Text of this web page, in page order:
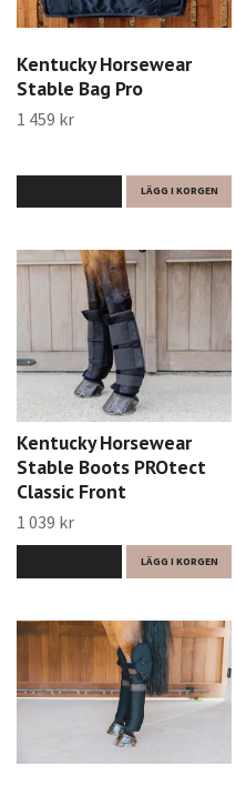
Kentucky Horsewear
Stable Bag Pro
1 459 kr
LÄGG I KORGEN
Kentucky Horsewear
Stable Boots PROtect
Classic Front
1 039 kr
LÄGG I KORGEN